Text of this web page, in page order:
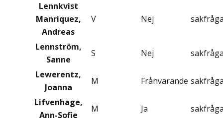
Lennkvist
Manriquez,
Andreas
V Nej
Lennström,
Sanne
S Nej
Lewerentz,
Joanna
M Frånvarande
Lifvenhage,
Ann-Sofie
M Ja